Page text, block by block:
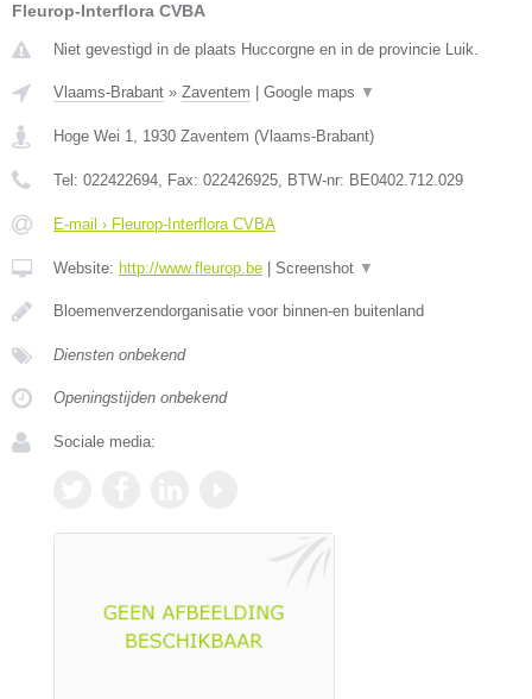
Fleurop-Interflora CVBA
Niet gevestigd in de plaats Huccorgne en in de provincie Luik.
Vlaams-Brabant » Zaventem | Google maps ▼
Hoge Wei 1 1930 Zaventem (Vlaams-Brabant)
Tel: 022422694 , Fax: 022426925 , BTW-nr: BE0402.712.029
E-mail › Fleurop-Interflora CVBA
Website: http://www.fleurop.be | Screenshot ▼
Bloemenverzendorganisatie voor binnen-en buitenland
Diensten onbekend
Openingstijden onbekend
Sociale media: